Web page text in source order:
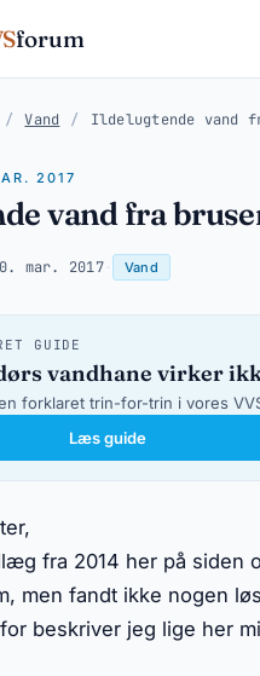
forum
/ Vand / Ildelugtende vand
2017
vand fra
mar. 2017· Vand
GUIDE
vandhane virker
forklaret trin-for-trin i vores
Læs guide
fra 2014 her på siden
men fandt ikke nogen
beskriver jeg lige her